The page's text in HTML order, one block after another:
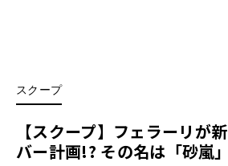
スクープ
【スクープ】フェラーリが
バー計画!? その名は「砂嵐」